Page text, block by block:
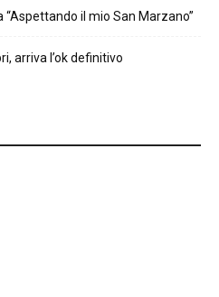
il mio San Marzano”
arriva l’ok definitivo